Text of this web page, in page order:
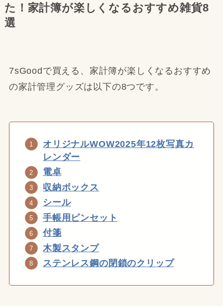
た！家計簿が楽しくなるおすすめ雑貨8
選
7sGoodで買える、家計簿が楽しくなるおすすめ
の家計管理グッズは以下の8つです。
オリジナルWOW2025年12枚写真カ
レンダー
電卓
収納ボックス
シール
手帳用ピンセット
付箋
木製スタンプ
ステンレス鋼の閉鎖のクリップ